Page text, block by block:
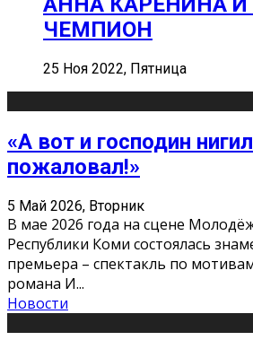
ЧЕМПИОН
25 Ноя 2022, Пятница
«А вот и господин
пожаловал!»
5 Май 2026, Вторник
В мае 2026 года на сцене
Республики Коми состоялась
премьера – спектакль по
романа И...
Новости